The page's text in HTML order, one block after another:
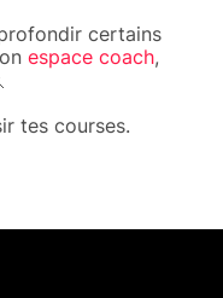
certains
espace coach,
tes courses.